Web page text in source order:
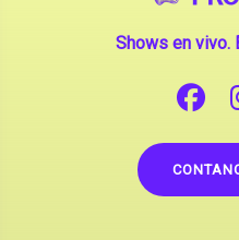
Shows en vivo.